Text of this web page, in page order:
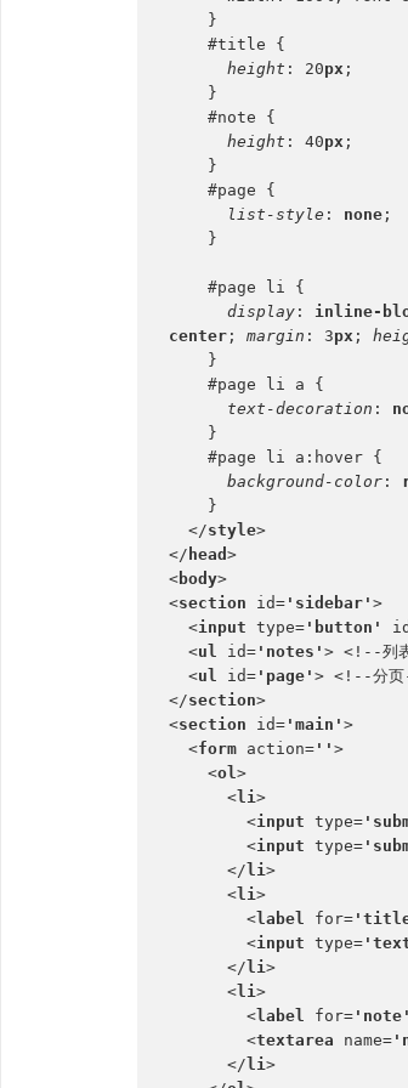
    }
    #title {
height : 20px ;
    }
    #note {
height : 40px ;
    }
    #page {
list-style : none;
    }
    #page li {
display: inline-
center; margin : 3px ;
    }
    #page li a {
text-decoration :
    }
    #page li a:hover {
background-color:
    }
  </
style>
</ head >
<body>
<section id='sidebar' >
  <
input type='button'
  <
ul id='notes' > <!--列
  <
ul id='page' > <!--分
</section>
<section id='main' >
  <
form action='' >
    <
ol >
      <
li >
        <
input type=
        <
input type=
      </
li >
      <
li >
        <
label for=
        <
input type=
      </
li >
      <
li >
        <
label for='note'
        <
textarea name=
      </
li >